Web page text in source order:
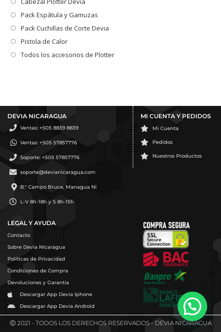
Pack Espátula y Gamuzas
Pack Cuchillas de Corte Devia
Pistola de Calor
Todos los accesorios de Plotter
DEVIA NICARAGUA
Ventas: +505 8839 8839
Ventas: +505 57857776
Soporte: +505 57857776
soporte@devianicaragua.com
B.° Campo Bruce, Managua Ni
L-V 8h-18h y S 8h-15h
MI CUENTA Y PEDIDOS
Mi Cuenta
Pedidos
Nuestros Productos
LEGAL Y AYUDA
Contacto
Sobre Devia Nicaragua
Políticas de Privacidad
Condiciones de Compra
Devoluciones y Garantia
Descargar App Devia Iphone
Descargar App Devia Android
Ⓒ 2021 - TODOS LOS DERECHOS RESERVADOS - DEVIA NICARAGUA